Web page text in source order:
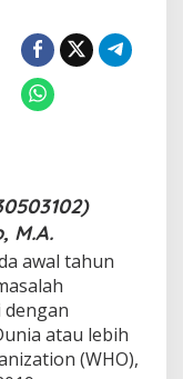
M.A.
awal tahun
dengan
atau lebih
(WHO),